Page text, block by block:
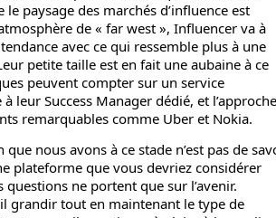
paysage des marchés d’influence est
de « far west », Influencer va à
avec ce qui ressemble plus à une
petite taille est en fait une aubaine à ce
peuvent compter sur un service
leur Success Manager dédié, et l’approche
remarquables comme Uber et Nokia.
nous avons à ce stade n’est pas de
plateforme que vous devriez considérer
questions ne portent que sur l’avenir.
grandir tout en maintenant le type de